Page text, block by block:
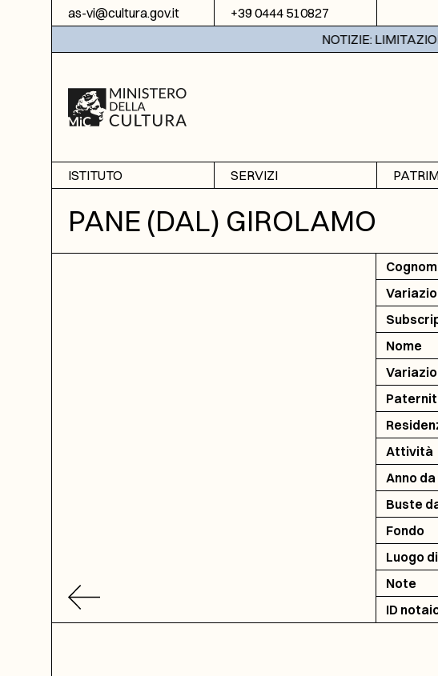
Vai al contenuto
as-vi@cultura.gov.it +39 0444 510827
NOTIZIE:
ISTITUTO
Informazioni
Sezione di Bassano del
SERVIZI
Ricerche
Fotoriproduzione
PANE (DAL) GIROLAMO
Nome
Attività
Anno da
Buste
Fondo
Luogo
Note
ID